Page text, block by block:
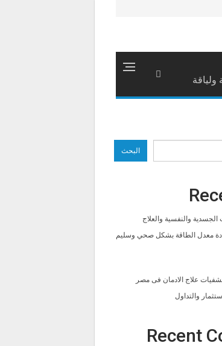
البحث
والنفسية والعلاج
معدل الطاقة بشكل صحي وسليم
علاج الادمان فى مصر
والتداول
Recent